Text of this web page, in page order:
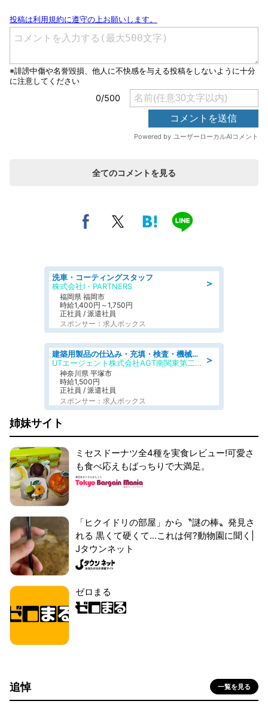
全てのコメントを見る
＞
洗車・コーティングスタッフ
株式会社I・PARTNERS
福岡県 福岡市
時給1,400円～1,750円
正社員 / 派遣社員
スポンサー：求人ボックス
＞
建築用製品の仕込み・充填・検査・機械操作/寮完備/日払い/工場・製造
UTエージェント株式会社AGT南関東第二CU
神奈川県 平塚市
時給1,500円
正社員 / 派遣社員
スポンサー：求人ボックス
姉妹サイト
ミセスドーナツ全4種を実食レビュー!可愛さ
も食べ応えもばっちりで大満足。
「ヒクイドリの部屋」から〝謎の棒〟発見さ
れる 黒くて硬くて...これは何?動物園に聞く|
Jタウンネット
ゼロまる
追悼 一覧を見る